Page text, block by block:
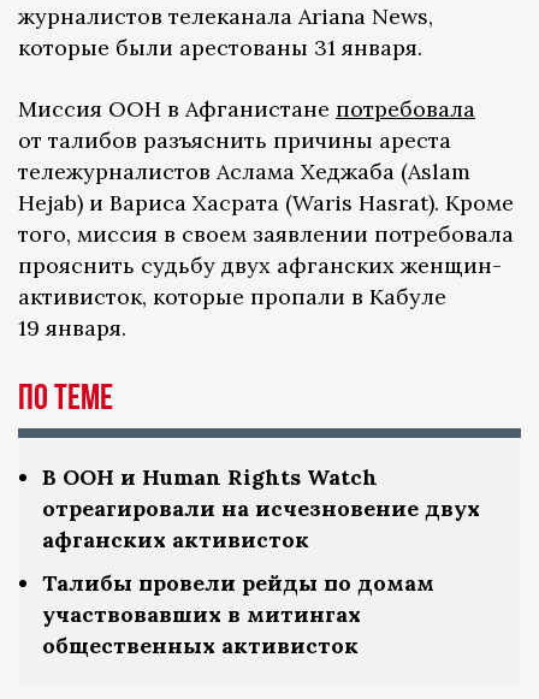
журналистов телеканала Ariana News,
которые были арестованы 31 января.
Миссия ООН в Афганистане потребовала
от талибов разъяснить причины ареста
тележурналистов Аслама Хеджаба (Aslam
Hejab) и Вариса Хасрата (Waris Hasrat). Кроме
того, миссия в своем заявлении потребовала
прояснить судьбу двух афганских женщин-
активисток, которые пропали в Кабуле
19 января.
По теме
В ООН и Human Rights Watch
отреагировали на исчезновение двух
афганских активисток
Талибы провели рейды по домам
участвовавших в митингах
общественных активисток